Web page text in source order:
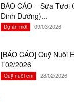
BÁO CÁO – Sữa Tươi
Dinh Dưỡng)...
Dự án mới 09/03/2026
[BÁO CÁO] Quỹ Nuôi
T02/2026
Quỹ nuôi em 28/02/2026